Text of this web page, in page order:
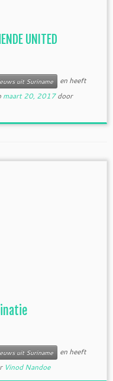
UNITED
uit Suriname
en heeft
maart 20, 2017 door
uit Suriname
en heeft
Vinod Nandoe